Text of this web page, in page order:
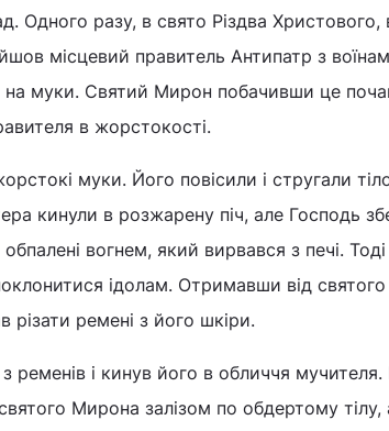
Одного разу, в свято Різдва Христового,
місцевий правитель Антипатр з
на муки. Святий Мирон побачивши це
в жорстокості.
муки. Його повісили і стругали
кинули в розжарену піч, але Господь
вогнем, який вирвався з печі.
ідолам. Отримавши від
різати ремені з його шкіри.
ременів і кинув його в обличчя
Мирона залізом по обдертому тілу,